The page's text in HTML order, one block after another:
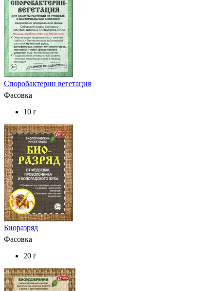
Споробактерин вегетация
Фасовка
10 г
Биоразряд
Фасовка
20 г